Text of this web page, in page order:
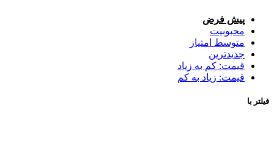
پیش فرض
محبوبیت
متوسط امتیاز
جدیدترین
قیمت: کم به زیاد
قیمت: زیاد به کم
فیلتر با